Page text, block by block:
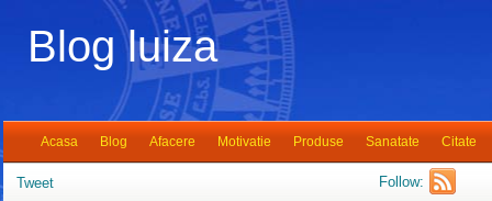
Blog luiza
Acasa Blog Afacere Motivatie Produse Sanatate Citate
Tweet Follow: